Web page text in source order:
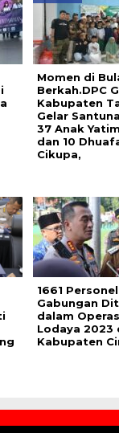
Momen di
Berkah.DPC
Kabupaten
Gelar
37 Anak
dan 10
Cikupa,
1661 Personel
Gabungan
dalam
Lodaya 2023
Kabupaten